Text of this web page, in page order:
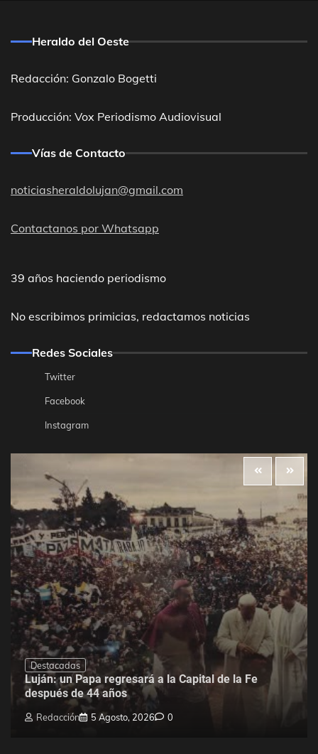
Heraldo del Oeste
Redacción: Gonzalo Bogetti
Producción: Vox Periodismo Audiovisual
Vías de Contacto
noticiasheraldolujan@gmail.com
Contactanos por Whatsapp
39 años haciendo periodismo
No escribimos primicias, redactamos noticias
Redes Sociales
Twitter
Facebook
Instagram
Destacadas
Luján: un Papa regresará a la Capital de la Fe
después de 44 años
Redacción 5 Agosto, 2026 0